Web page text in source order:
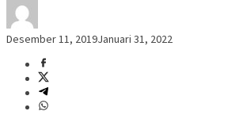
Desember 11, 2019Januari 31, 2022